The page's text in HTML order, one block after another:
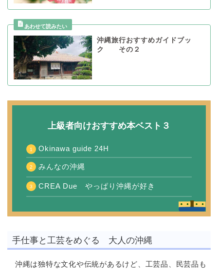
沖縄旅行おすすめガイドブッ
ク その２
上級者向けおすすめ本ベスト３
Okinawa guide 24H
みんなの沖縄
CREA Due やっぱり沖縄が好き
手仕事と工芸をめぐる 大人の沖縄
沖縄は独特な文化や伝統があるけど、工芸品、民芸品も